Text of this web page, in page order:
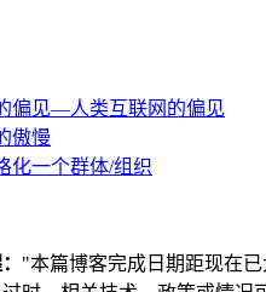
偏见—人类互联网的偏见
傲慢
化一个群体/组织
"本篇博客完成日期距现在